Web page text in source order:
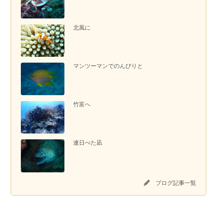
北風に
マンツーマンでのんびりと
竹富へ
連日べた凪
ブログ記事一覧